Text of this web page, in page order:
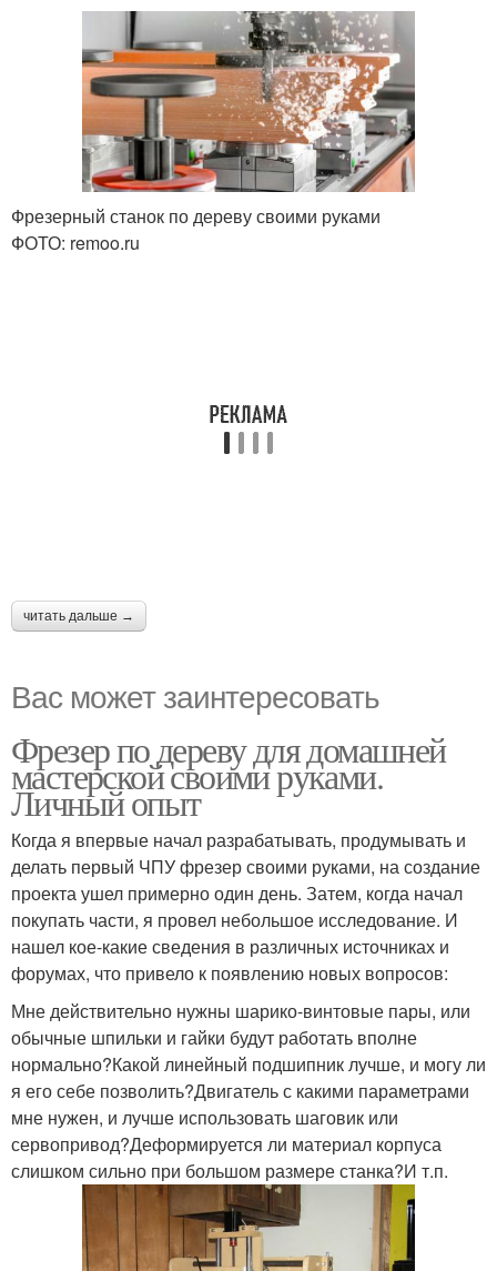
Фрезерный станок по дереву своими руками
ФОТО: remoo.ru
читать дальше →
Вас может заинтересовать
Фрезер по дереву для домашней
мастерской своими руками.
Личный опыт
Когда я впервые начал разрабатывать, продумывать и
делать первый ЧПУ фрезер своими руками, на создание
проекта ушел примерно один день. Затем, когда начал
покупать части, я провел небольшое исследование. И
нашел кое-какие сведения в различных источниках и
форумах, что привело к появлению новых вопросов:
Мне действительно нужны шарико-винтовые пары, или
обычные шпильки и гайки будут работать вполне
нормально?Какой линейный подшипник лучше, и могу ли
я его себе позволить?Двигатель с какими параметрами
мне нужен, и лучше использовать шаговик или
сервопривод?Деформируется ли материал корпуса
слишком сильно при большом размере станка?И т.п.